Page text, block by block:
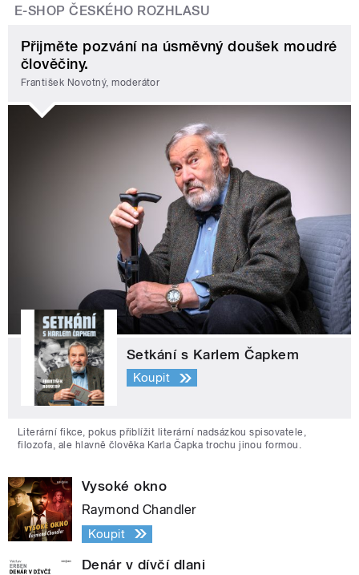
E-SHOP ČESKÉHO ROZHLASU
Přijměte pozvání na úsměvný doušek moudré
člověčiny.
František Novotný, moderátor
Setkání s Karlem Čapkem
Koupit
Literární fikce, pokus přiblížit literární nadsázkou spisovatele,
filozofa, ale hlavně člověka Karla Čapka trochu jinou formou.
Vysoké okno
Raymond Chandler
Koupit
Denár v dívčí dlani